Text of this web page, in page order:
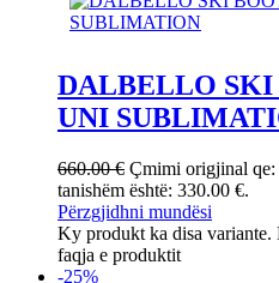
DALBELLO SKI
UNI
660.00€ Çmimi origjinal qe:
tanishëm është: 330.00 €.
Përzgjidhni mundësi
Ky produkt ka disa variante.
faqja e produktit
-25%